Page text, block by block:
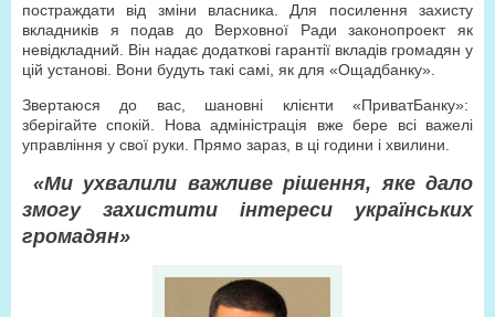
постраждати від зміни власника. Для посилення захисту
вкладників я подав до Верховної Ради законопроект як
невідкладний. Він надає додаткові гарантії вкладів громадян у
цій установі. Вони будуть такі самі, як для «Ощадбанку».
Звертаюся до вас, шановні клієнти «ПриватБанку»:
зберігайте спокій. Нова адміністрація вже бере всі важелі
управління у свої руки. Прямо зараз, в ці години і хвилини.
«Ми ухвалили важливе рішення, яке дало
змогу захистити інтереси українських
громадян»